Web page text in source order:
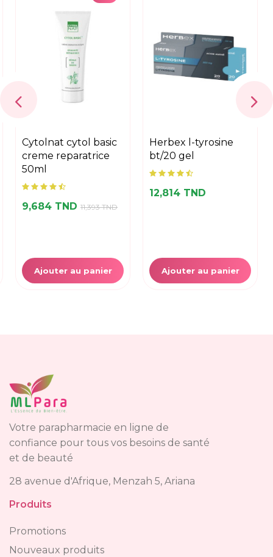
cytolnat cytol basic
creme reparatrice
50ml
9,684 TND 11,393 TND
Ajouter au panier
herbex l-tyrosine
bt/20 gel
12,814 TND
Ajouter au panier
Votre parapharmacie en ligne de
confiance pour tous vos besoins de santé
et de beauté
28 avenue d'Afrique, Menzah 5, Ariana
Produits
Promotions
Nouveaux produits